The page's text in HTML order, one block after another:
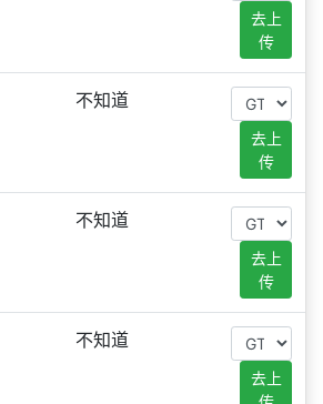
去上
传
不知道
去上
传
不知道
去上
传
不知道
去上